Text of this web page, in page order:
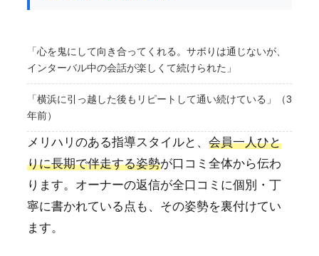
「心を鬼にして向き合ってくれる。サボりは通じないが、
インターバル中の会話が楽しくて続けられた」
「横浜に引っ越した後もリピートして通い続けている」（3
年前）
メリハリのある指導スタイルと、 会員一人ひと
りに長期で伴走する姿勢が口コミ全体から伝わ
ります。オーナーの返信が全口コミに個別・丁
寧に書かれている点も、その姿勢を裏付けてい
ます。